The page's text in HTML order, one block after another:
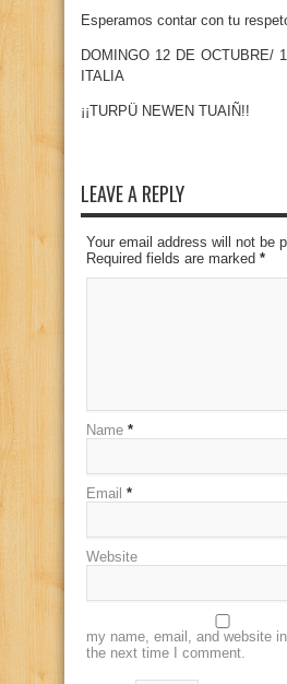
Esperamos contar con tu
DOMINGO 12 DE OCTUBRE/
ITALIA
¡¡TURPÜ NEWEN TUAIÑ!!
LEAVE A REPLY
Your email address will not be
Required fields are marked *
Name *
Email *
Website
my name, email, and website
the next time I comment.